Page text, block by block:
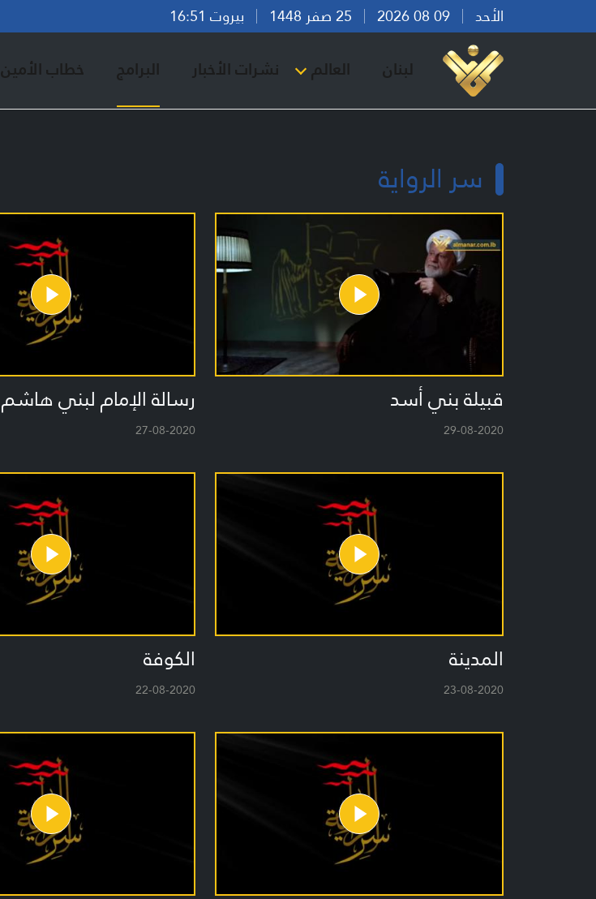
الأحد بيروت 16:51
لبنان العالم نشرات الأخبار البرامج خطاب الأمين
سر الرواية
قبيلة بني أسد
29-08-2020
رسالة الإمام لبني هاشم
27-08-2020
المدينة
23-08-2020
الكوفة
22-08-2020